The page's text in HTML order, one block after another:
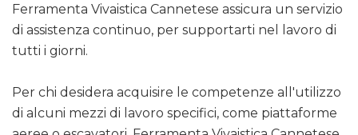
Ferramenta Vivaistica Cannetese assicura un servizio
di assistenza continuo, per supportarti nel lavoro di
tutti i giorni.
Per chi desidera acquisire le competenze all'utilizzo
di alcuni mezzi di lavoro specifici, come piattaforme